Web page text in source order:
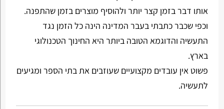
אותו דבר בזמן קצר יותר ולהוסיף מוצרים בזמן שהתפנה.
וכפי שכבר כתבתי בעבר המדינה הינה כל הזמן נגד
התעשיה והדוגמא הטובה ביותר היא החינוך הטכנולוגי
בארץ.
פשוט אין עובדים מקצועיים שעוזבים את בתי הספר ומגיעים
לתעשיה.